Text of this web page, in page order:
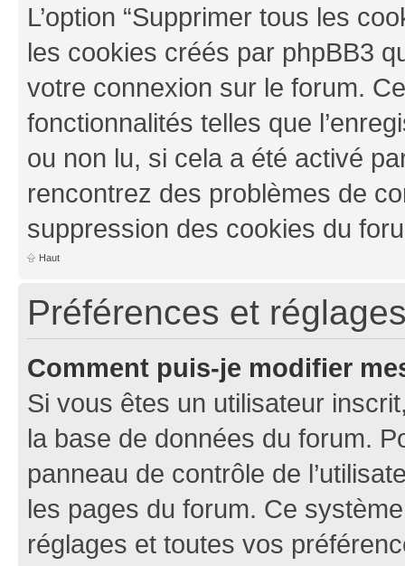
L’option “Supprimer tous les
les cookies créés par phpBB3
votre connexion sur le forum.
fonctionnalités telles que
ou non lu, si cela a été activé
rencontrez des problèmes de
suppression des cookies du
Haut
Préférences et
Comment puis-je modifier
Si vous êtes un utilisateur
la base de données du forum.
panneau de contrôle de
les pages du forum. Ce
réglages et toutes vos